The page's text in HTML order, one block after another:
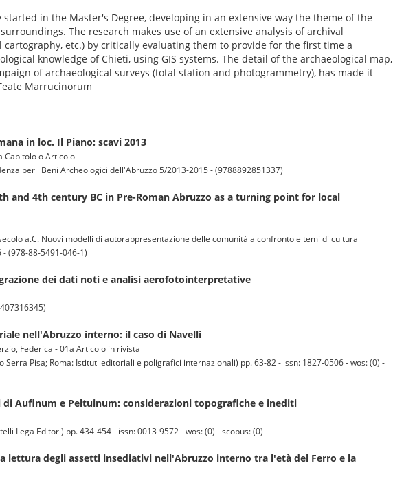
in the Master's Degree, developing in an extensive way the theme of the
The research makes use of an extensive analysis of archival
etc.) by critically evaluating them to provide for the first time a
knowledge of Chieti, using GIS systems. The detail of the archaeological map,
of archaeological surveys (total station and photogrammetry), has made it
Marrucinorum
in loc. Il Piano: scavi 2013
Capitolo o Articolo
per i Beni Archeologici dell'Abruzzo 5/2013-2015 - (9788892851337)
and 4th century BC in Pre-Roman Abruzzo as a turning point for local
a.C. Nuovi modelli di autorappresentazione delle comunità a confronto e temi di cultura
(978-88-5491-046-1)
dei dati noti e analisi aerofotointerpretative
nell'Abruzzo interno: il caso di Navelli
Federica - 01a Articolo in rivista
Serra Pisa; Roma: Istituti editoriali e poligrafici internazionali) pp. 63-82 - issn: 1827-0506 - wos: (0) -
Aufinum e Peltuinum: considerazioni topografiche e inediti
Lega Editori) pp. 434-454 - issn: 0013-9572 - wos: (0) - scopus: (0)
lettura degli assetti insediativi nell'Abruzzo interno tra l'età del Ferro e la